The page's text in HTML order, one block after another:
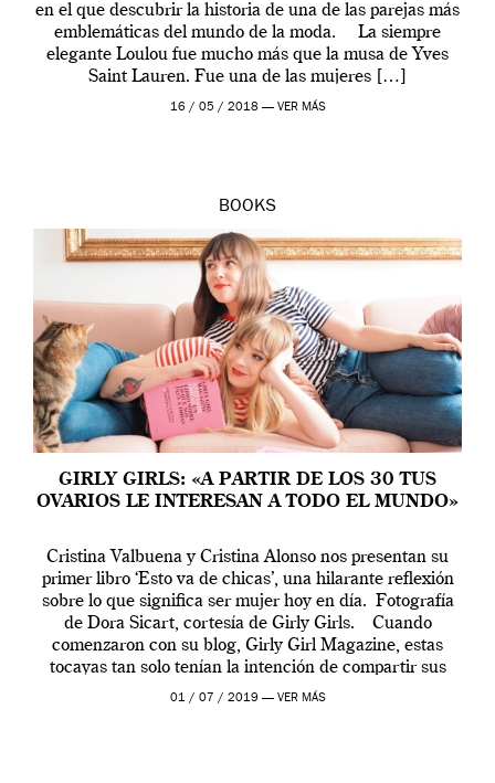
en el que descubrir la historia de una de las parejas más
emblemáticas del mundo de la moda. La siempre
elegante Loulou fue mucho más que la musa de Yves
Saint Lauren. Fue una de las mujeres […]
16 / 05 / 2018 — VER MÁS
BOOKS
GIRLY GIRLS: «A PARTIR DE LOS 30 TUS
OVARIOS LE INTERESAN A TODO EL MUNDO»
Cristina Valbuena y Cristina Alonso nos presentan su
primer libro ‘Esto va de chicas’, una hilarante reflexión
sobre lo que significa ser mujer hoy en día. Fotografía
de Dora Sicart, cortesía de Girly Girls. Cuando
comenzaron con su blog, Girly Girl Magazine, estas
tocayas tan solo tenían la intención de compartir sus
reflexiones y […]
01 / 07 / 2019 — VER MÁS